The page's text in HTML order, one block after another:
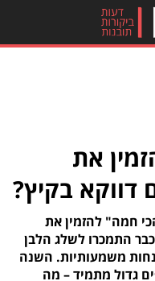
את
בקיץ?
חמה" להזמין את
התמכרו לשלג הלבן
משמעותיות. השנה
גדול מתמיד – מה